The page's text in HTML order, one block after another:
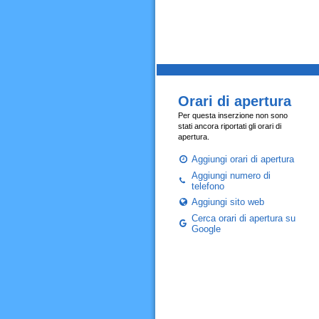
Orari di apertura
Per questa inserzione non sono
stati ancora riportati gli orari di
apertura.
Aggiungi orari di apertura
Aggiungi numero di
telefono
Aggiungi sito web
Cerca orari di apertura su
Google